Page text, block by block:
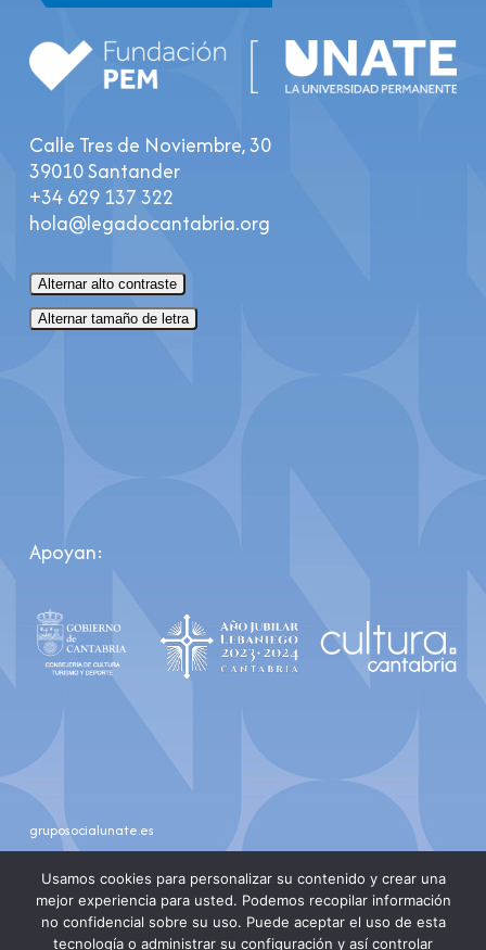
Calle Tres de Noviembre, 30
39010 Santander
+34 629 137 322
hola@legadocantabria.org
Alternar alto contraste
Alternar tamaño de letra
Apoyan:
gruposocialunate.es
youtubeinstagram
Usamos cookies para personalizar su contenido y crear una
mejor experiencia para usted. Podemos recopilar información
no confidencial sobre su uso. Puede aceptar el uso de esta
tecnología o administrar su configuración y así controlar